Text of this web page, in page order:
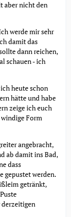
aber nicht den
werde mir sehr
damit das
dann reichen,
schauen - ich
heute schon
hätte und habe
zeige ich euch
Form
angebracht,
ab damit ins Bad,
dass
gepustet werden.
getränkt,
derzeitigen